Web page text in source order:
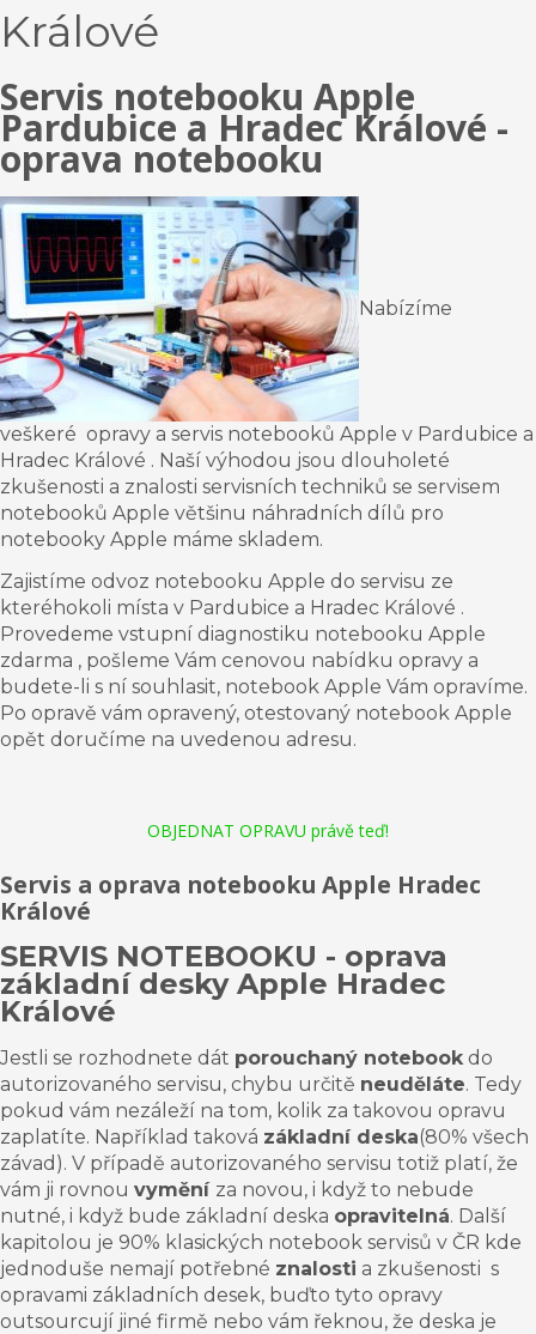
Králové
Servis notebooku Apple
Pardubice a Hradec Králové -
oprava notebooku
Nabízíme
veškeré opravy a servis notebooků Apple v Pardubice a
Hradec Králové . Naší výhodou jsou dlouholeté
zkušenosti a znalosti servisních techniků se servisem
notebooků Apple většinu náhradních dílů pro
notebooky Apple máme skladem.
Zajistíme odvoz notebooku Apple do servisu ze
kteréhokoli místa v Pardubice a Hradec Králové .
Provedeme vstupní diagnostiku notebooku Apple
zdarma , pošleme Vám cenovou nabídku opravy a
budete-li s ní souhlasit, notebook Apple Vám opravíme.
Po opravě vám opravený, otestovaný notebook Apple
opět doručíme na uvedenou adresu.
OBJEDNAT OPRAVU právě teď!
Servis a oprava notebooku Apple Hradec
Králové
SERVIS NOTEBOOKU - oprava
základní deskyApple Hradec
Králové
Jestli se rozhodnete dát porouchaný notebookdo
autorizovaného servisu, chybu určitě neuděláte. Tedy
pokud vám nezáleží na tom, kolik za takovou opravu
zaplatíte. Například taková základní deska(80% všech
závad). V případě autorizovaného servisu totiž platí, že
vám ji rovnou vymění za novou, i když to nebude
nutné, i když bude základní deska opravitelná. Další
kapitolou je 90% klasických notebook servisů v ČR kde
jednoduše nemají potřebné znalosti a zkušenosti s
opravami základních desek, buďto tyto opravy
outsourcují jiné firmě nebo vám řeknou, že deska je